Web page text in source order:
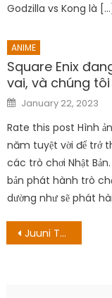
Godzilla vs Kong là […]
ANIME
Square Enix
vai, và chúng
Posted
on
January 22, 2023
Rate this post Hình
năm tuyệt vời để trở
các trò chơi Nhật
bản phát hành trò
dường như sẽ phát
Post
Juuni Taisen: Zodiac War – Sự “kết hợp” giữa Fate và Monogatari?